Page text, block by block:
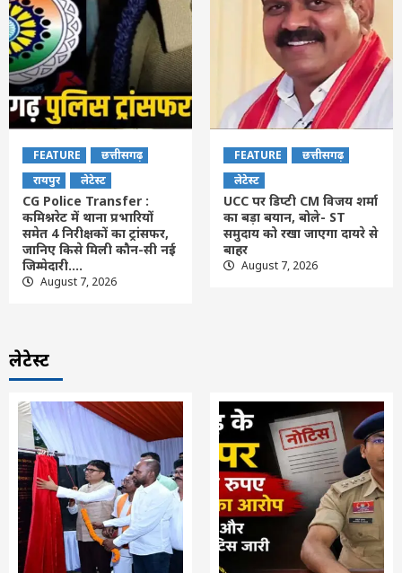
FEATURE
छत्तीसगढ़
रायपुर
लेटेस्ट
CG Police Transfer :
कमिश्नरेट में थाना प्रभारियों
समेत 4 निरीक्षकों का ट्रांसफर,
जानिए किसे मिली कौन-सी नई
जिम्मेदारी….
August 7, 2026
FEATURE
छत्तीसगढ़
लेटेस्ट
UCC पर डिप्टी CM विजय शर्मा
का बड़ा बयान, बोले- ST
समुदाय को रखा जाएगा दायरे से
बाहर
August 7, 2026
लेटेस्ट